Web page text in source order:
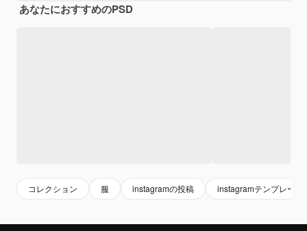
あなたにおすすめのPSD
コレクション 服 instagramの投稿 instagramテンプレート